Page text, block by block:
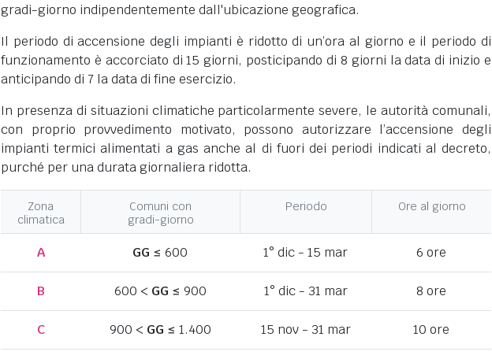
gradi-giorno indipendentemente dall'ubicazione geografica.
Il periodo di accensione degli impianti è ridotto di un’ora al giorno e il periodo di
funzionamento è accorciato di 15 giorni, posticipando di 8 giorni la data di inizio e
anticipando di 7 la data di fine esercizio.
In presenza di situazioni climatiche particolarmente severe, le autorità comunali,
con proprio provvedimento motivato, possono autorizzare l’accensione degli
impianti termici alimentati a gas anche al di fuori dei periodi indicati al decreto,
purché per una durata giornaliera ridotta.
Zona
climatica
Comuni con
gradi-giorno
Periodo Ore al giorno
A GG ≤ 600 1° dic - 15 mar 6 ore
B 600 < GG ≤ 900 1° dic - 31 mar 8 ore
C 900 < GG ≤ 1.400 15 nov - 31 mar 10 ore